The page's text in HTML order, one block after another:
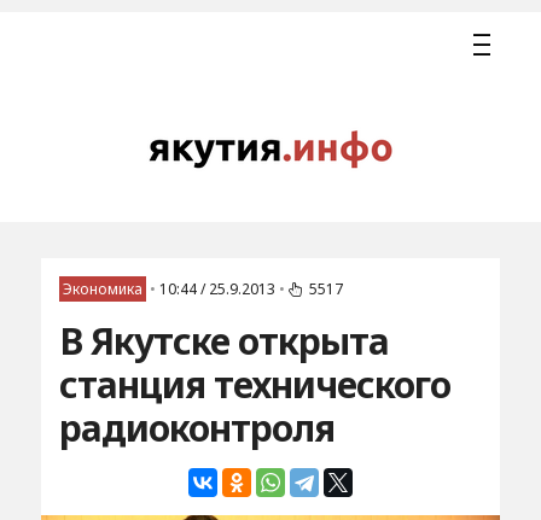
Экономика • 10:44 / 25.9.2013 • 5517
В Якутске открыта
станция технического
радиоконтроля